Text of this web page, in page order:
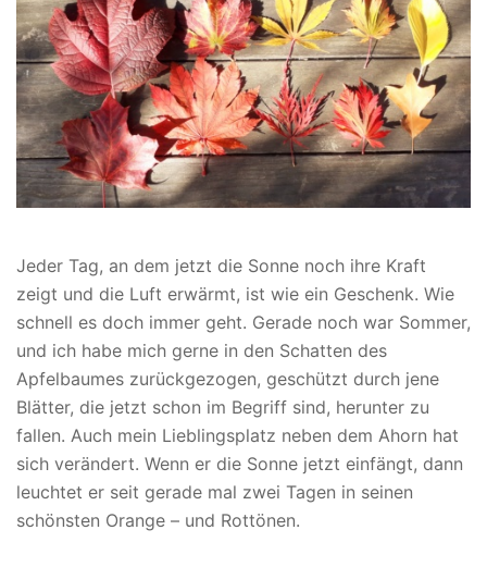
Jeder Tag, an dem jetzt die Sonne noch ihre Kraft
zeigt und die Luft erwärmt, ist wie ein Geschenk. Wie
schnell es doch immer geht. Gerade noch war Sommer,
und ich habe mich gerne in den Schatten des
Apfelbaumes zurückgezogen, geschützt durch jene
Blätter, die jetzt schon im Begriff sind, herunter zu
fallen. Auch mein Lieblingsplatz neben dem Ahorn hat
sich verändert. Wenn er die Sonne jetzt einfängt, dann
leuchtet er seit gerade mal zwei Tagen in seinen
schönsten Orange – und Rottönen.